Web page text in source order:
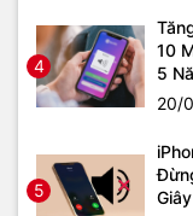
4
10
5
20/
5